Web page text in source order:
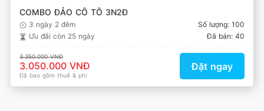
COMBO ĐẢO CÔ TÔ 3N2Đ
3 ngày 2 đêm
Số lượng: 100
Ưu đãi còn 25 ngày Đã bán: 40
3.350.000 VNĐ
3.050.000 VNĐ
Đã bao gồm thuế & phí
Đặt ngay